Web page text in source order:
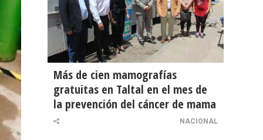
Más de cien mamografías
gratuitas en Taltal en el mes de
la prevención del cáncer de mama
NACIONAL